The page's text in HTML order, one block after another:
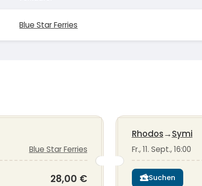
Blue Star Ferries
Blue Star Ferries
28,00 €
Rhodos→Symi
Fr., 11. Sept., 16:00
Suchen